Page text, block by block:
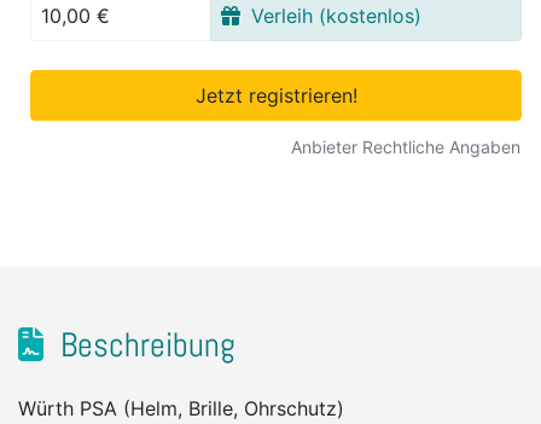
10,00 €
Verleih (kostenlos)
Jetzt registrieren!
Anbieter Rechtliche Angaben
Beschreibung
Würth PSA (Helm, Brille, Ohrschutz)